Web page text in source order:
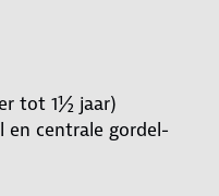
tot 1½ jaar)
en centrale gordel-